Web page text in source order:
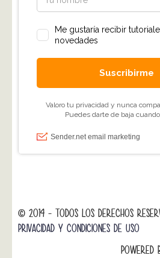
© 2014 - TODOS LOS DERECHOS
PRIVACIDAD Y CONDICIONES DE USO
POWERED